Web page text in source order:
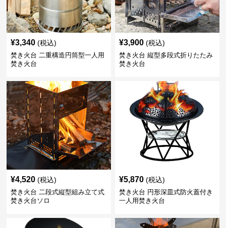
¥3,340 (税込)
焚き火台 二重構造円筒型一人用
焚き火台
¥3,900 (税込)
焚き火台 縦型多段式折りたたみ
焚き火台
¥4,520 (税込)
焚き火台 二段式縦型組み立て式
焚き火台ソロ
¥5,870 (税込)
焚き火台 円形深皿式防火蓋付き
一人用焚き火台